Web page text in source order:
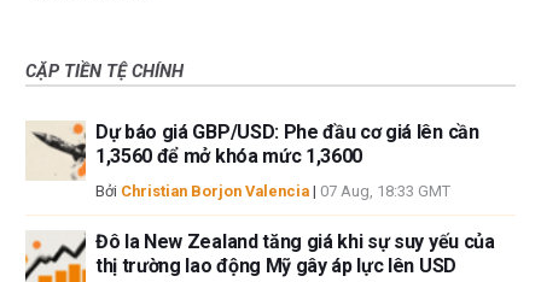
CẶP TIỀN TỆ CHÍNH
Dự báo giá GBP/USD: Phe đầu cơ giá lên cần
1,3560 để mở khóa mức 1,3600
Bởi Christian Borjon Valencia | 07 Aug, 18:33 GMT
Đô la New Zealand tăng giá khi sự suy yếu của
thị trường lao động Mỹ gây áp lực lên USD